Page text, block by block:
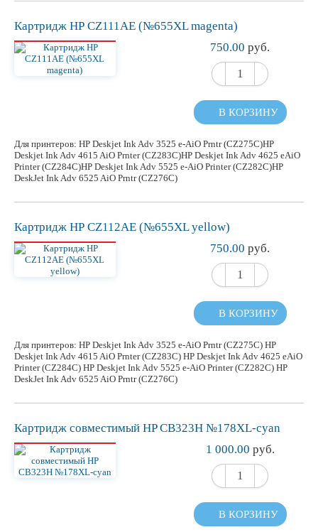
Картридж НР CZ111AE (№655XL magenta)
750.00 руб.
В КОРЗИНУ
Для принтеров: HP Deskjet Ink Adv 3525 e-AiO Prntr (CZ275C)HP
Deskjet Ink Adv 4615 AiO Prnter (CZ283C)HP Deskjet Ink Adv 4625 eAiO
Printer (CZ284C)HP Deskjet Ink Adv 5525 e-AiO Printer (CZ282C)HP
DeskJet Ink Adv 6525 AiO Prntr (CZ276C)
Картридж НР CZ112AE (№655XL yellow)
750.00 руб.
В КОРЗИНУ
Для принтеров: HP Deskjet Ink Adv 3525 e-AiO Prntr (CZ275C) HP
Deskjet Ink Adv 4615 AiO Prnter (CZ283C) HP Deskjet Ink Adv 4625 eAiO
Printer (CZ284C) HP Deskjet Ink Adv 5525 e-AiO Printer (CZ282C) HP
DeskJet Ink Adv 6525 AiO Prntr (CZ276C)
Картридж совместимый HP CB323H №178XL-cyan
1 000.00 руб.
В КОРЗИНУ